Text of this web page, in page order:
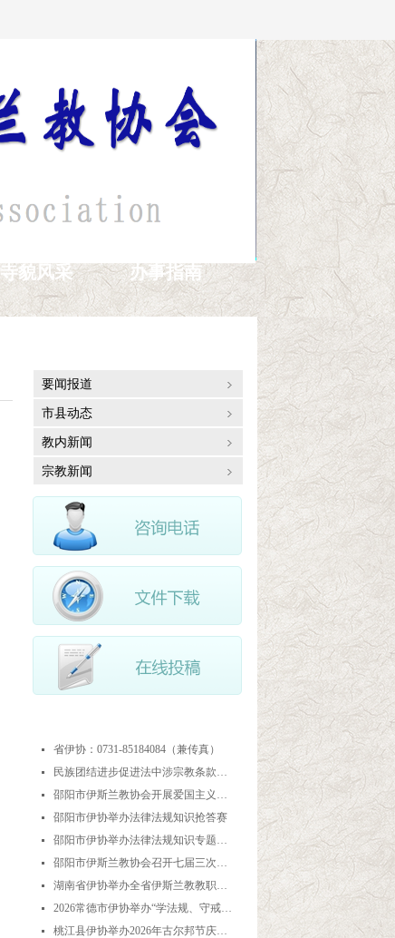
寺貌风采 办事指南
要闻报道
市县动态
教内新闻
宗教新闻
넷 省伊协：0731-85184084（兼传真）
넷 民族团结进步促进法中涉宗教条款解读
넷 邵阳市伊斯兰教协会开展爱国主义教育实践暨中华优秀传统文化研学活动
넷 邵阳市伊协举办法律法规知识抢答赛
넷 邵阳市伊协举办法律法规知识专题培训
넷 邵阳市伊斯兰教协会召开七届三次理事会
넷 湖南省伊协举办全省伊斯兰教教职人员解经培训暨“学法规、守戒律、重修为、树形象”主题演讲比赛
넷 2026常德市伊协举办“学法规、守戒律、重修为、树形象”专题阿訇培训班 暨阿訇演讲交流赛
넷 桃江县伊协举办2026年古尔邦节庆祝活动